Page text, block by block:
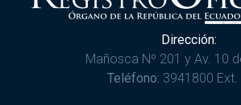
Dirección:
Mañosca Nº 201 y Av. 10
Teléfono: 3941800